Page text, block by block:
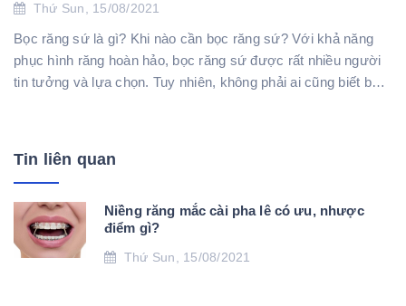
Thứ Sun, 15/08/2021
Bọc răng sứ là gì? Khi nào cần bọc răng sứ? Với khả năng
phục hình răng hoàn hảo, bọc răng sứ được rất nhiều người
tin tưởng và lựa chọn. Tuy nhiên, không phải ai cũng biết bọc
Tin liên quan
Niềng răng mắc cài pha lê có ưu, nhược
điểm gì?
Thứ Sun, 15/08/2021